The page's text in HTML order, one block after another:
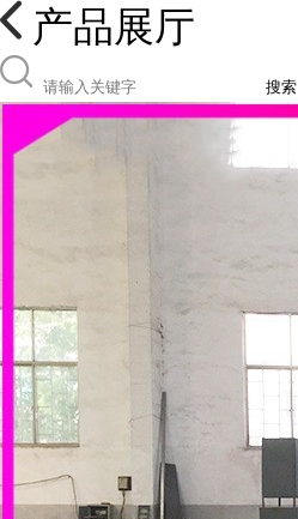
产品展厅
搜索